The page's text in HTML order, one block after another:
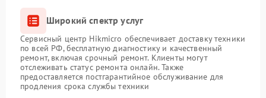
Широкий спектр услуг
Сервисный центр Hikmicro обеспечивает доставку техники
по всей РФ, бесплатную диагностику и качественный
ремонт, включая срочный ремонт. Клиенты могут
отслеживать статус ремонта онлайн. Также
предоставляется постгарантийное обслуживание для
продления срока службы техники